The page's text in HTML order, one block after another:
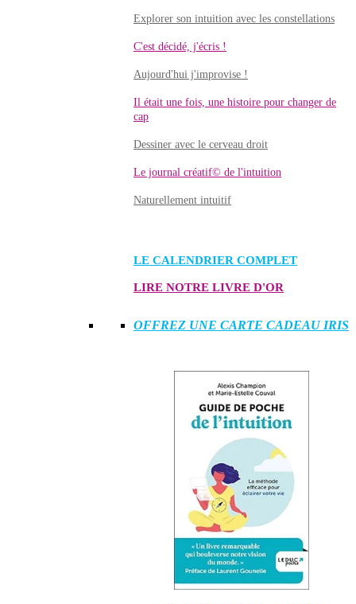
Explorer son intuition avec les constellations
C'est décidé, j'écris !
Aujourd'hui j'improvise !
Il était une fois, une histoire pour changer de
cap
Dessiner avec le cerveau droit
Le journal créatif© de l'intuition
Naturellement intuitif
LE CALENDRIER COMPLET
LIRE NOTRE LIVRE D'OR
OFFREZ UNE CARTE CADEAU IRIS